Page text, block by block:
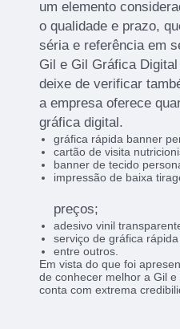
um elemento
o qualidade e prazo,
séria e referência em
Gil e Gil Gráfica
deixe de verificar
a empresa oferece
gráfica digital.
gráfica rápida banner
cartão de visita
banner de tecido
impressão de baixa
preços;
adesivo vinil
serviço de gráfica
entre outros.
Em vista do que foi
de conhecer melhor a Gil
conta com extrema